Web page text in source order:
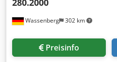
Wassenberg 302 km
280.2000
Preisinfo